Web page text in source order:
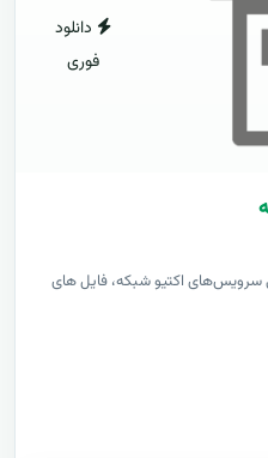
دانلود
فوری
سرویس‌های اکتیو شبکه، فایل های